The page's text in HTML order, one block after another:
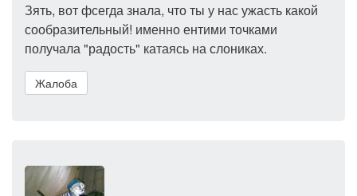
Зять, вот фсегда знала, что ты у нас ужасть какой
сообразительный! именно ентими точками
получала "радость" катаясь на слониках.
Жалоба